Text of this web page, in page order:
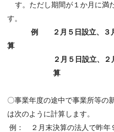
す。ただし期間が１か月に満
す。
例 ２月５日設立、３
算
２月５日設立、
算
〇事業年度の途中で事業所等の
は次のように計算します。
例： ２月末決算の法人で昨年